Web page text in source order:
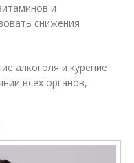
и
снижения
алкоголя и курение
всех органов,